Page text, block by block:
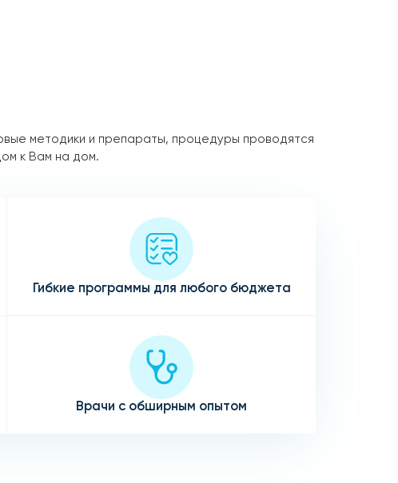
методики и препараты, процедуры проводятся
к Вам на дом.
Гибкие программы для любого бюджета
Врачи с обширным опытом